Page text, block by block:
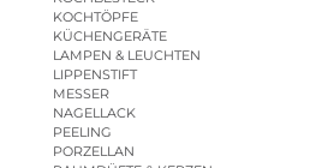
KOCHTÖPFE
KÜCHENGERÄTE
LAMPEN & LEUCHTEN
LIPPENSTIFT
MESSER
NAGELLACK
PEELING
PORZELLAN